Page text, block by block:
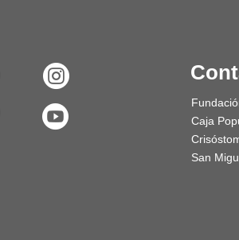


Caja
San